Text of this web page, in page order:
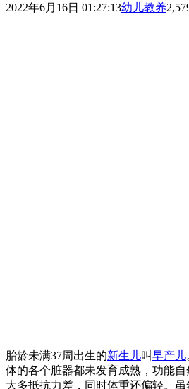
2022年6月16日 01:27:13幼儿教养
胎龄未满37周出生的新生儿叫早产儿
体的各个脏器都未发育成熟，功能
大多抵抗力差，同时体重还偏轻。虽